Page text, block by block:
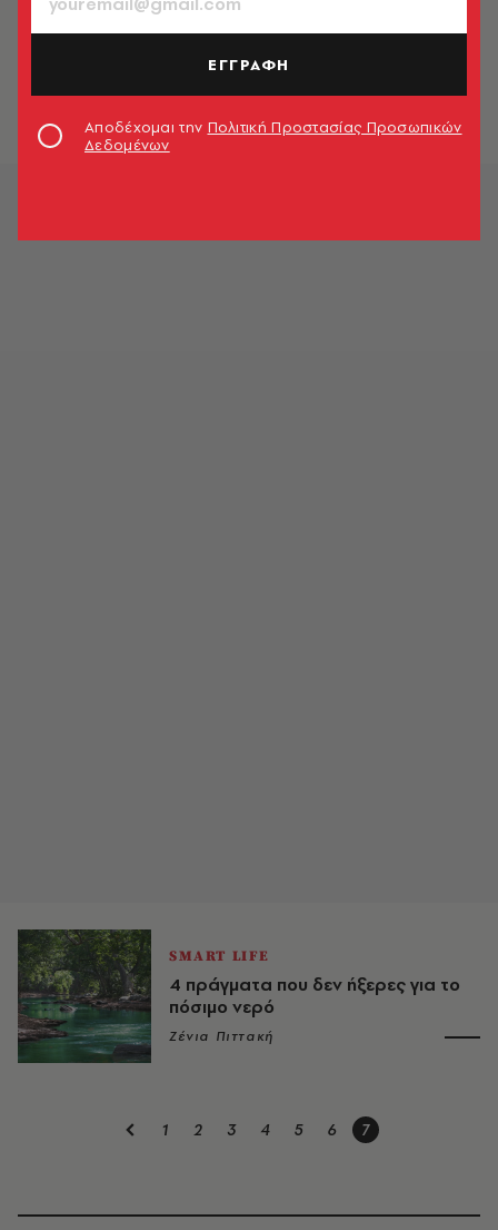
MARKET
«Τρέξαμε Μαζί» στον Αυθεντικό
Μαραθώνιο της Αθήνας
Market News
SMART LIFE
4 πράγματα που δεν ήξερες για το
πόσιμο νερό
Ζένια Πιττακή
1 2 3 4 5 6 7
ΕΓΓΡΑΦΗ
Αποδέχομαι την Πολιτική Προστασίας Προσωπικών
Δεδομένων